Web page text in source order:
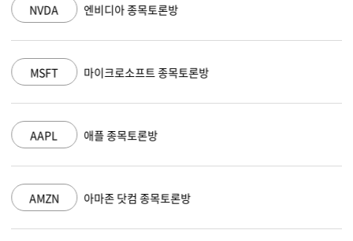
NVDA 엔비디아 종목토론방
MSFT 마이크로소프트 종목토론방
AAPL 애플 종목토론방
AMZN 아마존 닷컴 종목토론방